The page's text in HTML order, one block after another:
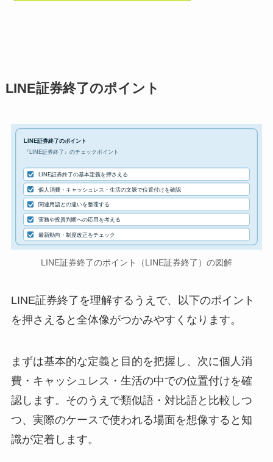
LINE証券終了のポイント
LINE証券終了のポイント
『LINE証券終了』のチェックポイント
LINE証券終了の基本定義を押さえる
個人消費・キャッシュレス・生活の文脈で位置付けを確認
関連用語との違いを整理する
実務や投資判断への応用を考える
最新動向・制度改正をチェック
LINE証券終了のポイント（LINE証券終了）の図解
LINE証券終了を理解するうえで、以下のポイント
を押さえると全体像がつかみやすくなります。
まずは基本的な定義と目的を把握し、次に個人消
費・キャッシュレス・生活の中での位置付けを確
認します。そのうえで類似語・対比語と比較しつ
つ、実際のケースで使われる場面を想像すると知
識が定着します。